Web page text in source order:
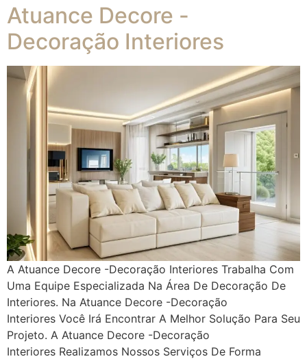
Atuance Decore -
Decoração Interiores
A Atuance Decore -Decoração Interiores Trabalha Com
Uma Equipe Especializada Na Área De Decoração De
Interiores. Na Atuance Decore -Decoração
Interiores Você Irá Encontrar A Melhor Solução Para Seu
Projeto. A Atuance Decore -Decoração
Interiores Realizamos Nossos Serviços De Forma